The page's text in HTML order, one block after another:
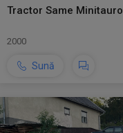
Tractor Same Minitauro
2000
Sună